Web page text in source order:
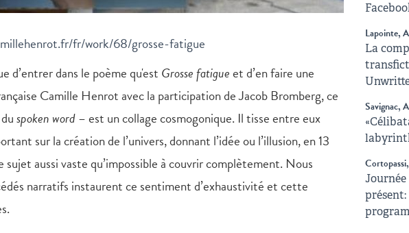
fr/work/68/grosse-fatigue
d’entrer dans le poème qu'est Grosse fatigueet d’en faire une
Camille Henrot avec la participation de Jacob Bromberg, ce
spoken word– est un collage cosmogonique. Il tisse entre eux
sur la création de l’univers, donnant l’idée ou l’illusion, en 13
aussi vaste qu’impossible à couvrir complètement. Nous
narratifs instaurent ce sentiment d’exhaustivité et cette
Lapointe,
La
Savignac,